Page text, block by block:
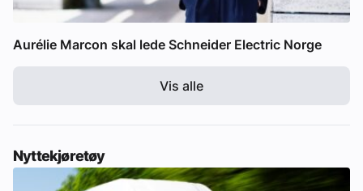
Aurélie Marcon skal lede Schneider Electric Norge
Vis alle
Nyttekjøretøy